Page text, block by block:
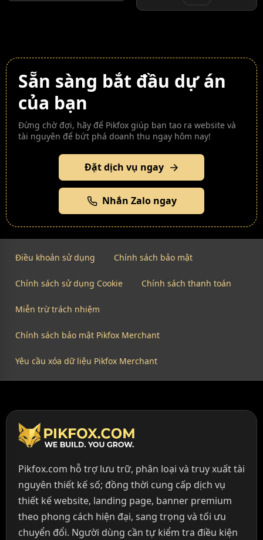
Sẵn sàng bắt đầu dự án
của bạn
Đừng chờ đợi, hãy để Pikfox giúp bạn tạo ra website và
tài nguyên để bứt phá doanh thu ngay hôm nay!
Đặt dịch vụ ngay
Nhắn Zalo ngay
Điều khoản sử dụng Chính sách bảo mật
Chính sách sử dụng Cookie Chính sách thanh toán
Miễn trừ trách nhiệm
Chính sách bảo mật Pikfox Merchant
Yêu cầu xóa dữ liệu Pikfox Merchant
Pikfox.com hỗ trợ lưu trữ, phân loại và truy xuất tài
nguyên thiết kế số; đồng thời cung cấp dịch vụ
thiết kế website, landing page, banner premium
theo phong cách hiện đại, sang trọng và tối ưu
chuyển đổi. Người dùng cần tự kiểm tra điều kiện